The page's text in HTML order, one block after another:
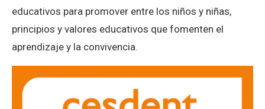
educativos para promover entre los niños y niñas,
principios y valores educativos que fomenten el
aprendizaje y la convivencia.